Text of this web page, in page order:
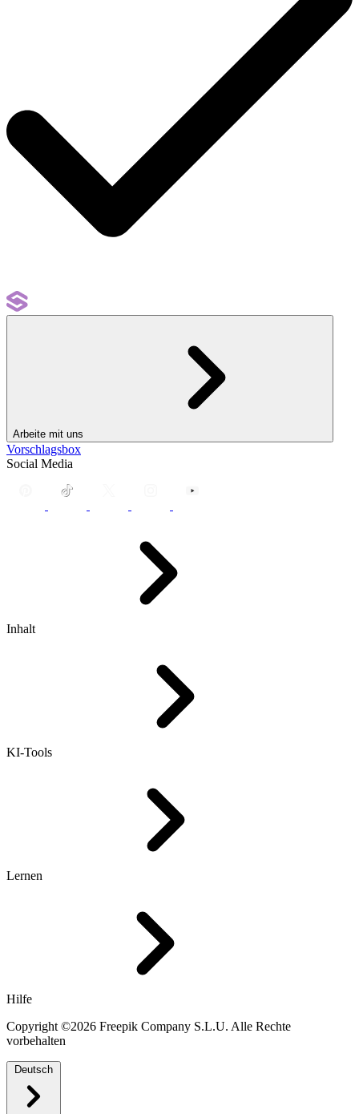
Arbeite mit uns
Vorschlagsbox
Social Media
Inhalt
KI-Tools
Lernen
Hilfe
Copyright ©2026 Freepik Company S.L.U. Alle Rechte
vorbehalten
Deutsch